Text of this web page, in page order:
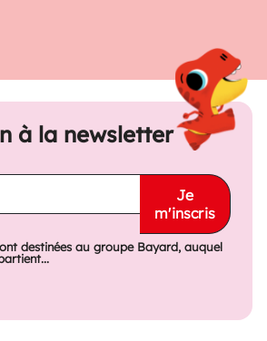
à la newsletter
Je
m'inscris
destinées au groupe Bayard, auquel